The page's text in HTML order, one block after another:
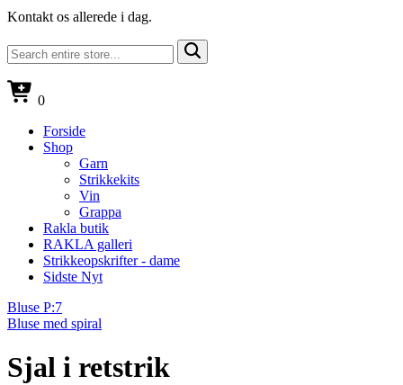
Kontakt os allerede i dag.
0
Forside
Shop
Garn
Strikkekits
Vin
Grappa
Rakla butik
RAKLA galleri
Strikkeopskrifter - dame
Sidste Nyt
Bluse P:7
Bluse med spiral
Sjal i retstrik